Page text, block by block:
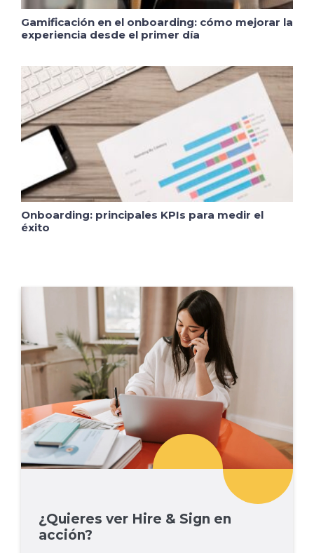
Gamificación en el onboarding: cómo mejorar la
experiencia desde el primer día
Onboarding: principales KPIs para medir el
éxito
¿Quieres ver Hire & Sign en
acción?